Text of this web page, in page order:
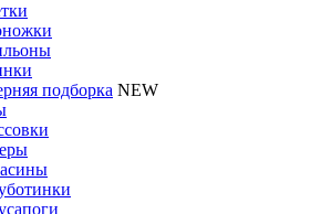
подборка NEW